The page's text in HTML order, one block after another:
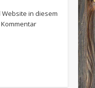
Website in diesem